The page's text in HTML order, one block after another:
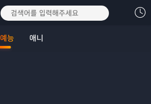
예능 애니